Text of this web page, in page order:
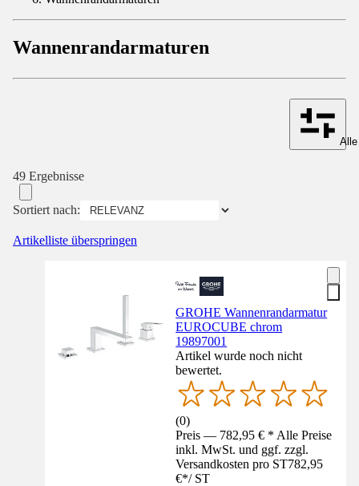
Wannenrandarmaturen
49 Ergebnisse
Sortiert nach:
Artikelliste überspringen
GROHE Wannenrandarmatur
EUROCUBE chrom
19897001
Artikel wurde noch nicht
bewertet.
(0)
Preis — 782,95 € * Alle Preise
inkl. MwSt. und ggf. zzgl.
Versandkosten pro ST782,95
€*/ ST